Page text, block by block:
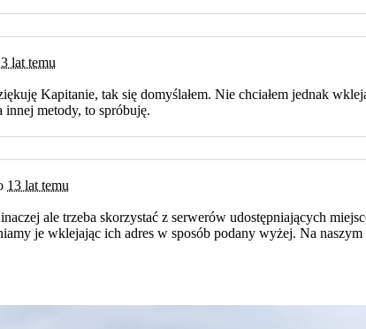
lat temu
Kapitanie, tak się domyślałem. Nie chciałem jednak
metody, to spróbuję.
13 lat temu
ale trzeba skorzystać z serwerów udostępniających
je wklejając ich adres w sposób podany wyżej. Na